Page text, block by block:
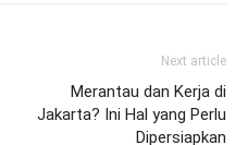
Next article
Merantau dan Kerja di
Jakarta? Ini Hal yang Perlu
Dipersiapkan